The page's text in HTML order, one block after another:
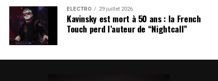
ÉLECTRO 29 juillet 2026
Kavinsky est mort à 50 ans : la French
Touch perd l’auteur de “Nightcall”